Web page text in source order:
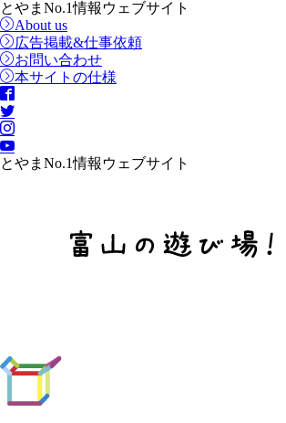
とやまNo.1情報ウェブサイト
About us
広告掲載&仕事依頼
お問い合わせ
本サイトの仕様
とやまNo.1情報ウェブサイト